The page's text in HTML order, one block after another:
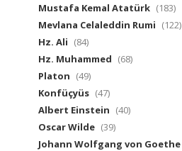
Mustafa Kemal Atatürk (183)
Mevlana Celaleddin Rumi (122)
Hz. Ali (84)
Hz. Muhammed (68)
Platon (49)
Konfüçyüs (47)
Albert Einstein (40)
Oscar Wilde (39)
Johann Wolfgang von Goethe